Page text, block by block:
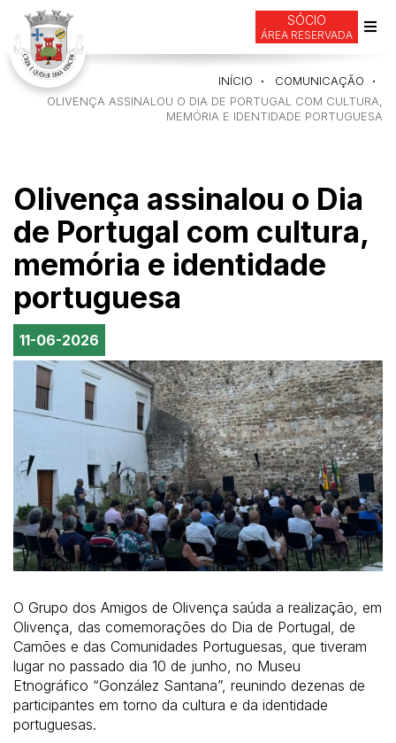
SÓCIO
ÁREA RESERVADA
INÍCIO
COMUNICAÇÃO
OLIVENÇA ASSINALOU O DIA DE PORTUGAL COM CULTURA,
MEMÓRIA E IDENTIDADE PORTUGUESA
Olivença assinalou o Dia
de Portugal com cultura,
memória e identidade
portuguesa
11-06-2026
O Grupo dos Amigos de Olivença saúda a realização, em
Olivença, das comemorações do Dia de Portugal, de
Camões e das Comunidades Portuguesas, que tiveram
lugar no passado dia 10 de junho, no Museu
Etnográfico “González Santana”, reunindo dezenas de
participantes em torno da cultura e da identidade
portuguesas.